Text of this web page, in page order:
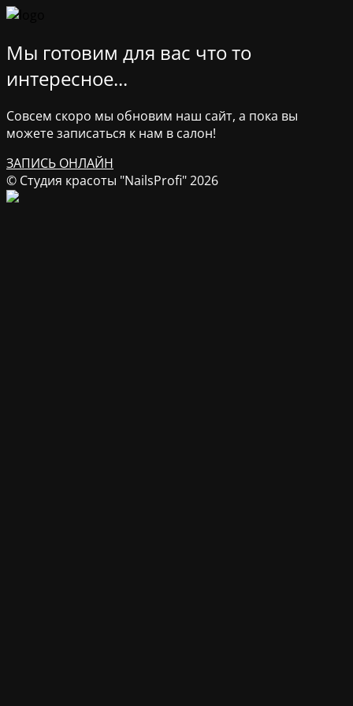
Мы готовим для вас что то
интересное...
Совсем скоро мы обновим наш сайт, а пока вы
можете записаться к нам в салон!
ЗАПИСЬ ОНЛАЙН
© Студия красоты "NailsProfi" 2026